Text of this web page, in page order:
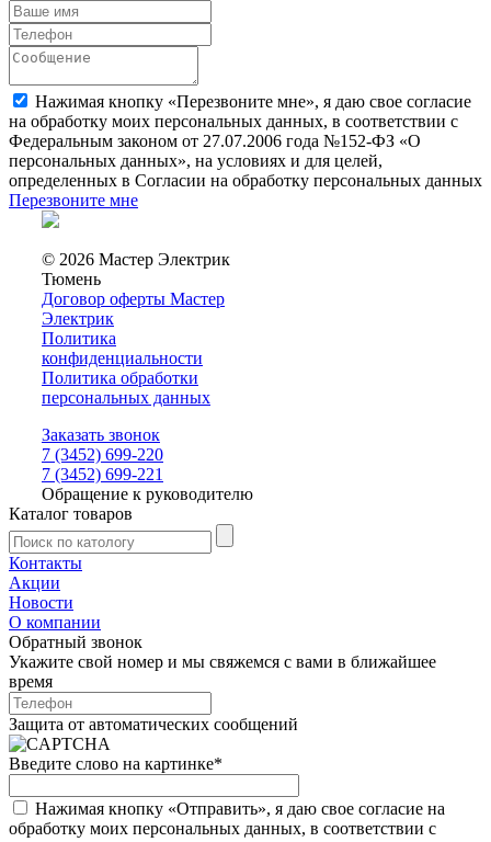
Нажимая кнопку «Перезвоните мне», я даю свое согласие
на обработку моих персональных данных, в соответствии с
Федеральным законом от 27.07.2006 года №152-ФЗ «О
персональных данных», на условиях и для целей,
определенных в Согласии на обработку персональных данных
Перезвоните мне
© 2026 Мастер Электрик
Тюмень
Договор оферты Мастер
Электрик
Политика
конфиденциальности
Политика обработки
персональных данных
Заказать звонок
7 (3452) 699-220
7 (3452) 699-221
Обращение к руководителю
Каталог товаров
Контакты
Акции
Новости
О компании
Обратный звонок
Укажите свой номер и мы свяжемся с вами в ближайшее
время
Защита от автоматических сообщений
Введите слово на картинке*
Нажимая кнопку «Отправить», я даю свое согласие на
обработку моих персональных данных, в соответствии с